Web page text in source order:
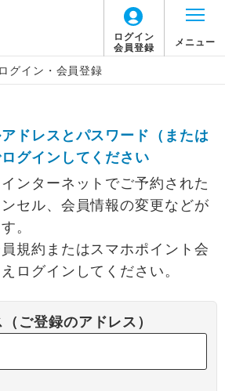
ログイン
会員登録
メニュー
ログイン・会員登録
ドレスとパスワード（または
グインしてください
ンターネットでご予約された
セル、会員情報の変更などが
。
規約またはスマホポイント会
ログインしてください。
ご登録のアドレス）